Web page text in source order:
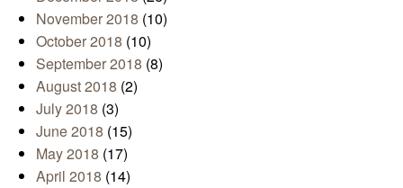
November 2018 (10)
October 2018 (10)
September 2018 (8)
August 2018 (2)
July 2018 (3)
June 2018 (15)
May 2018 (17)
April 2018 (14)